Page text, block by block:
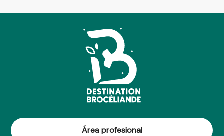
Área profesional